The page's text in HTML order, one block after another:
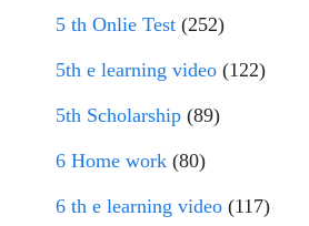
5 th Onlie Test (252)
5th e learning video (122)
5th Scholarship (89)
6 Home work (80)
6 th e learning video (117)